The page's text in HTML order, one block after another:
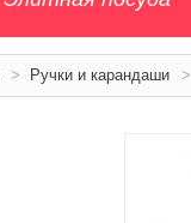
> Ручки и карандаши >